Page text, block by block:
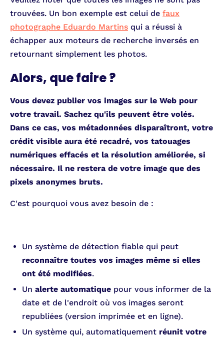
trouvées. Un bon exemple est celui de faux
photographe Eduardo Martins qui a réussi à
échapper aux moteurs de recherche inversés en
retournant simplement les photos.
Alors, que faire ?
Vous devez publier vos images sur le Web pour
votre travail. Sachez qu'ils peuvent être volés.
Dans ce cas, vos métadonnées disparaîtront, votre
crédit visible aura été recadré, vos tatouages
numériques effacés et la résolution améliorée, si
nécessaire. Il ne restera de votre image que des
pixels anonymes bruts.
C'est pourquoi vous avez besoin de :
Un système de détection fiable qui peut
reconnaître toutes vos images même si elles
ont été modifiées.
Un alerte automatique pour vous informer de la
date et de l'endroit où vos images seront
republiées (version imprimée et en ligne).
Un système qui, automatiquement réunit votre